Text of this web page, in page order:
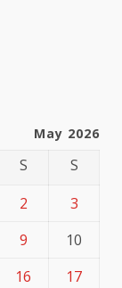
May 2026
S
S
2
3
9
10
16
17